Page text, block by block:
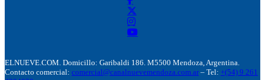
ELNUEVE.COM. Domicillo: Garibaldi 186. M5500 Mendoza, Argentina.
Contacto comercial: comercial@canalnuevemendoza.com.ar – Tel: +(54) 9 261